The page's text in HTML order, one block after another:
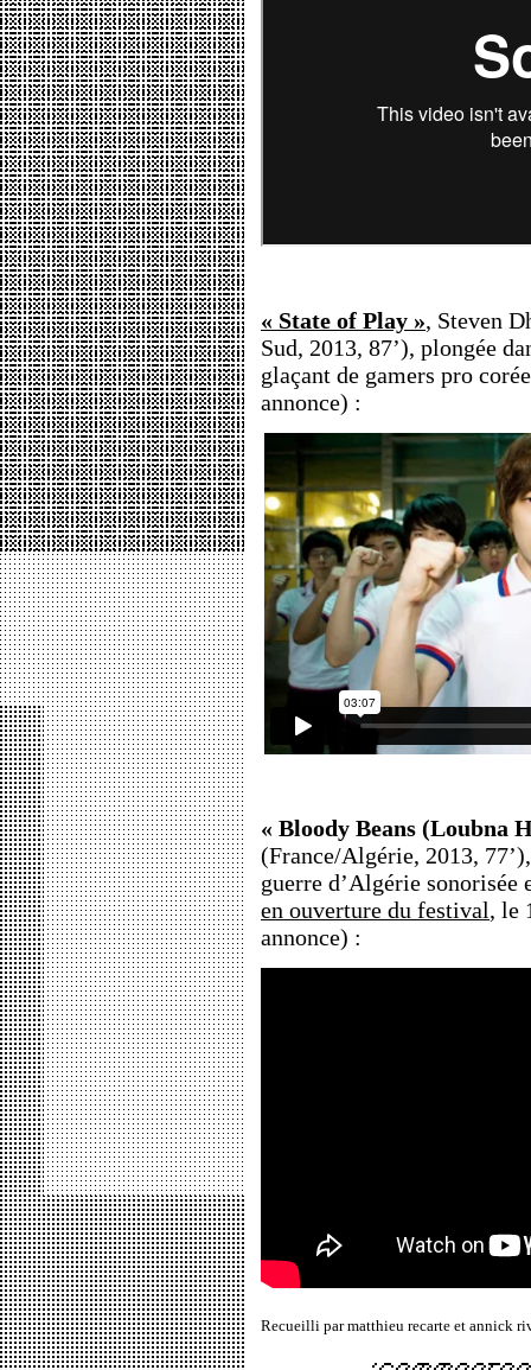
« State of Play », Steven
Sud, 2013, 87’), plongée
glaçant de gamers pro
annonce) :
« Bloody Beans (Loubna
(France/Algérie, 2013,
guerre d’Algérie sonorisée
en ouverture du festival, le
annonce) :
Recueilli par matthieu recarte et annick